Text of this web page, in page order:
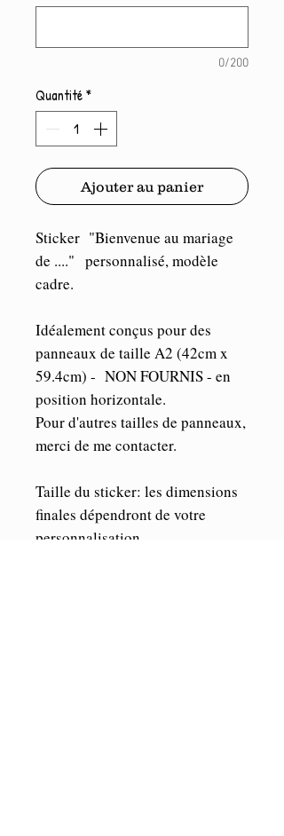
0/200
Quantité*
Ajouter au panier
Sticker "Bienvenue au mariage
de ...." personnalisé, modèle
cadre.
Idéalement conçus pour des
panneaux de taille A2 (42cm x
59.4cm) - NON FOURNIS - en
position horizontale.
Pour d'autres tailles de panneaux,
merci de me contacter.
Taille du sticker: les dimensions
finales dépendront de votre
personnalisation.